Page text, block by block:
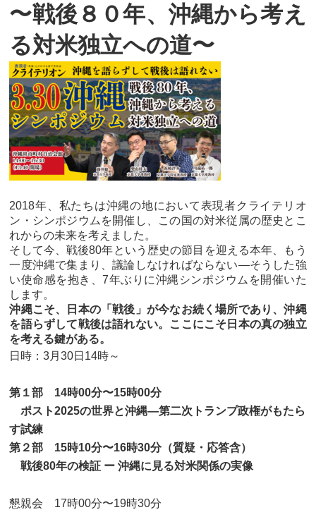
〜戦後８０年、沖縄から考え
る対米独立への道〜
2018年、私たちは沖縄の地において表現者クライテリオ
ン・シンポジウムを開催し、この国の対米従属の歴史とこ
れからの未来を考えました。
そして今、戦後80年という歴史の節目を迎える本年、もう
一度沖縄で集まり、議論しなければならない—そうした強
い使命感を抱き、7年ぶりに沖縄シンポジウムを開催いた
します。
沖縄こそ、日本の「戦後」が今なお続く場所であり、沖縄
を語らずして戦後は語れない。ここにこそ日本の真の独立
を考える鍵がある。
日時：3月30日14時～
第１部 14時00分〜15時00分
ポスト2025の世界と沖縄—第二次トランプ政権がもたら
す試練
第２部 15時10分〜16時30分（質疑・応答含）
戦後80年の検証 ー 沖縄に見る対米関係の実像
懇親会 17時00分〜19時30分